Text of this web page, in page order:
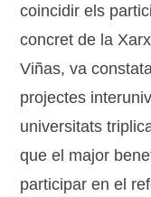
coincidir els
concret de la
Viñas, va
projectes
universitats
que el major
participar en el